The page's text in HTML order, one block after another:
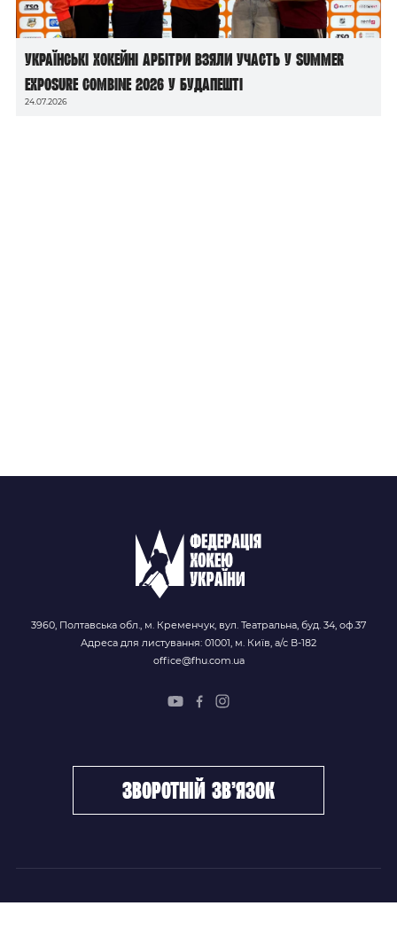
Українські хокейні арбітри взяли участь у Summer
Exposure Combine 2026 у Будапешті
24.07.2026
3960, Полтавська обл., м. Кременчук, вул. Театральна, буд. 34, оф.37
Адреса для листування: 01001, м. Київ, а/с В-182
office@fhu.com.ua
зворотній зв’язок